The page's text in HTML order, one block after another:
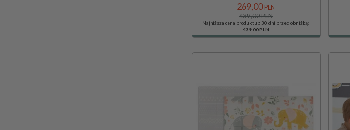
269,00 PLN
439,00 PLN
Najniższa cena produktu z 30 dni przed obniżką:
439.00 PLN